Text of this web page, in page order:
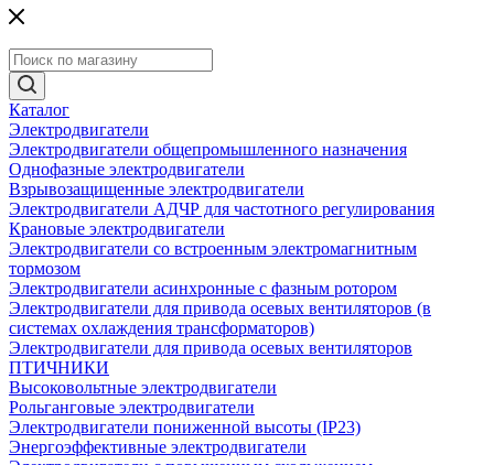
Каталог
Электродвигатели
Электродвигатели общепромышленного назначения
Однофазные электродвигатели
Взрывозащищенные электродвигатели
Электродвигатели АДЧР для частотного регулирования
Крановые электродвигатели
Электродвигатели со встроенным электромагнитным
тормозом
Электродвигатели асинхронные с фазным ротором
Электродвигатели для привода осевых вентиляторов (в
системах охлаждения трансформаторов)
Электродвигатели для привода осевых вентиляторов
ПТИЧНИКИ
Высоковольтные электродвигатели
Рольганговые электродвигатели
Электродвигатели пониженной высоты (IP23)
Энергоэффективные электродвигатели